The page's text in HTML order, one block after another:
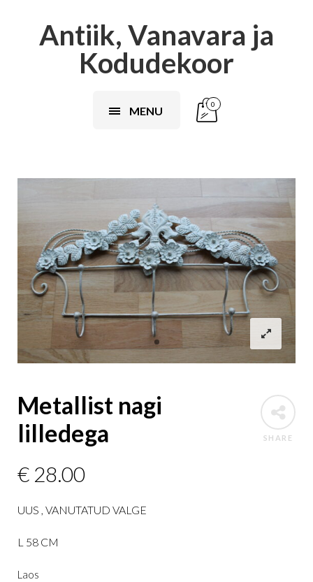
Antiik, Vanavara ja
Kodudekoor
MENU 0
SHARE
Metallist nagi
lilledega
€ 28.00
UUS , VANUTATUD VALGE
L 58 CM
Laos